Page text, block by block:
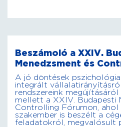
Beszámoló a XXIV.
Menedzsment és
A jó döntések
integrált
rendszereink
mellett a XXIV. Budapesti
Controlling Fórumon,
szakember is beszélt a
feladatokról, megvalósult